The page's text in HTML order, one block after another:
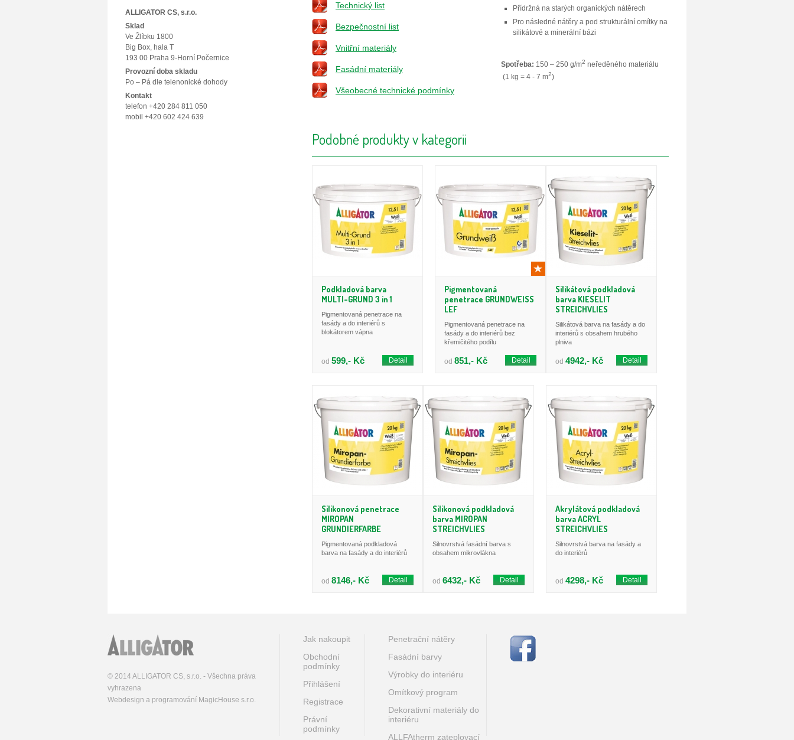
ALLIGATOR CS, s.r.o.
Sklad
Ve Žlíbku 1800
Big Box, hala T
193 00 Praha 9-Horní Počernice
Provozní doba skladu
Po – Pá dle telenonické dohody
Kontakt
telefon +420 284 811 050
mobil +420 602 424 639
Technický list
Bezpečnostní list
Vnitřní materiály
Fasádní materiály
Všeobecné technické podmínky
Přídržná na starých organických nátěrech
Pro následné nátěry a pod strukturální omítky na
silikátové a minerální bázi
Spotřeba: 150 – 250 g/m2 neředěného materiálu
(1 kg = 4 - 7 m2)
Podobné produkty v kategorii
Podkladová barva
MULTI-GRUND 3 in 1
Pigmentovaná penetrace na
fasády a do interiérů s
blokátorem vápna
od 599,- Kč Detail
Pigmentovaná
penetrace GRUNDWEISS
LEF
Pigmentovaná penetrace na
fasády a do interiérů bez
křemičitého podílu
od 851,- Kč Detail
Silikátová podkladová
barva KIESELIT
STREICHVLIES
Silikátová barva na fasády a do
interiérů s obsahem hrubého
plniva
od 4942,- Kč Detail
Silikonová penetrace
MIROPAN
GRUNDIERFARBE
Pigmentovaná podkladová
barva na fasády a do interiérů
od 8146,- Kč Detail
Silikonová podkladová
barva MIROPAN
STREICHVLIES
Silnovrstvá fasádní barva s
obsahem mikrovlákna
od 6432,- Kč Detail
Akrylátová podkladová
barva ACRYL
STREICHVLIES
Silnovrstvá barva na fasády a
do interiérů
od 4298,- Kč Detail
© 2014 ALLIGATOR CS, s.r.o. - Všechna práva
vyhrazena
Webdesign a programování MagicHouse s.r.o.
Jak nakoupit
Obchodní
podmínky
Přihlášení
Registrace
Právní
podmínky
Penetrační nátěry
Fasádní barvy
Výrobky do interiéru
Omítkový program
Dekorativní materiály do
interiéru
ALLFAtherm zateplovací